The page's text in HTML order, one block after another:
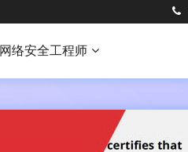
网络安全工程师